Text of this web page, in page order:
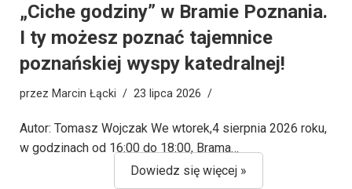
„Ciche godziny” w Bramie Poznania.
I ty możesz poznać tajemnice
poznańskiej wyspy katedralnej!
przez Marcin Łącki 23 lipca 2026
Autor: Tomasz Wojczak We wtorek,4 sierpnia 2026 roku,
w godzinach od 16:00 do 18:00, Brama…
Dowiedz się więcej »